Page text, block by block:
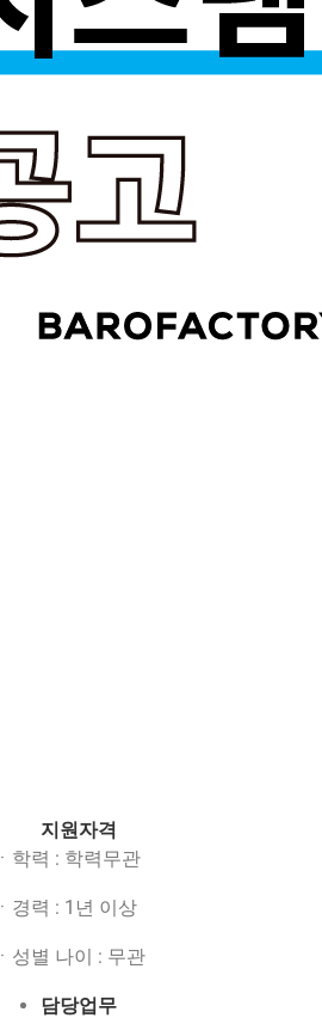
지원자격
ㆍ학력 : 학력무관
ㆍ경력 : 1년 이상
ㆍ성별 나이 : 무관
담당업무